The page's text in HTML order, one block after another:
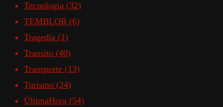
Tecnologia (32)
TEMBLOR (6)
Tragedia (1)
Transito (40)
Transporte (13)
Turismo (24)
ÚltimaHora (54)